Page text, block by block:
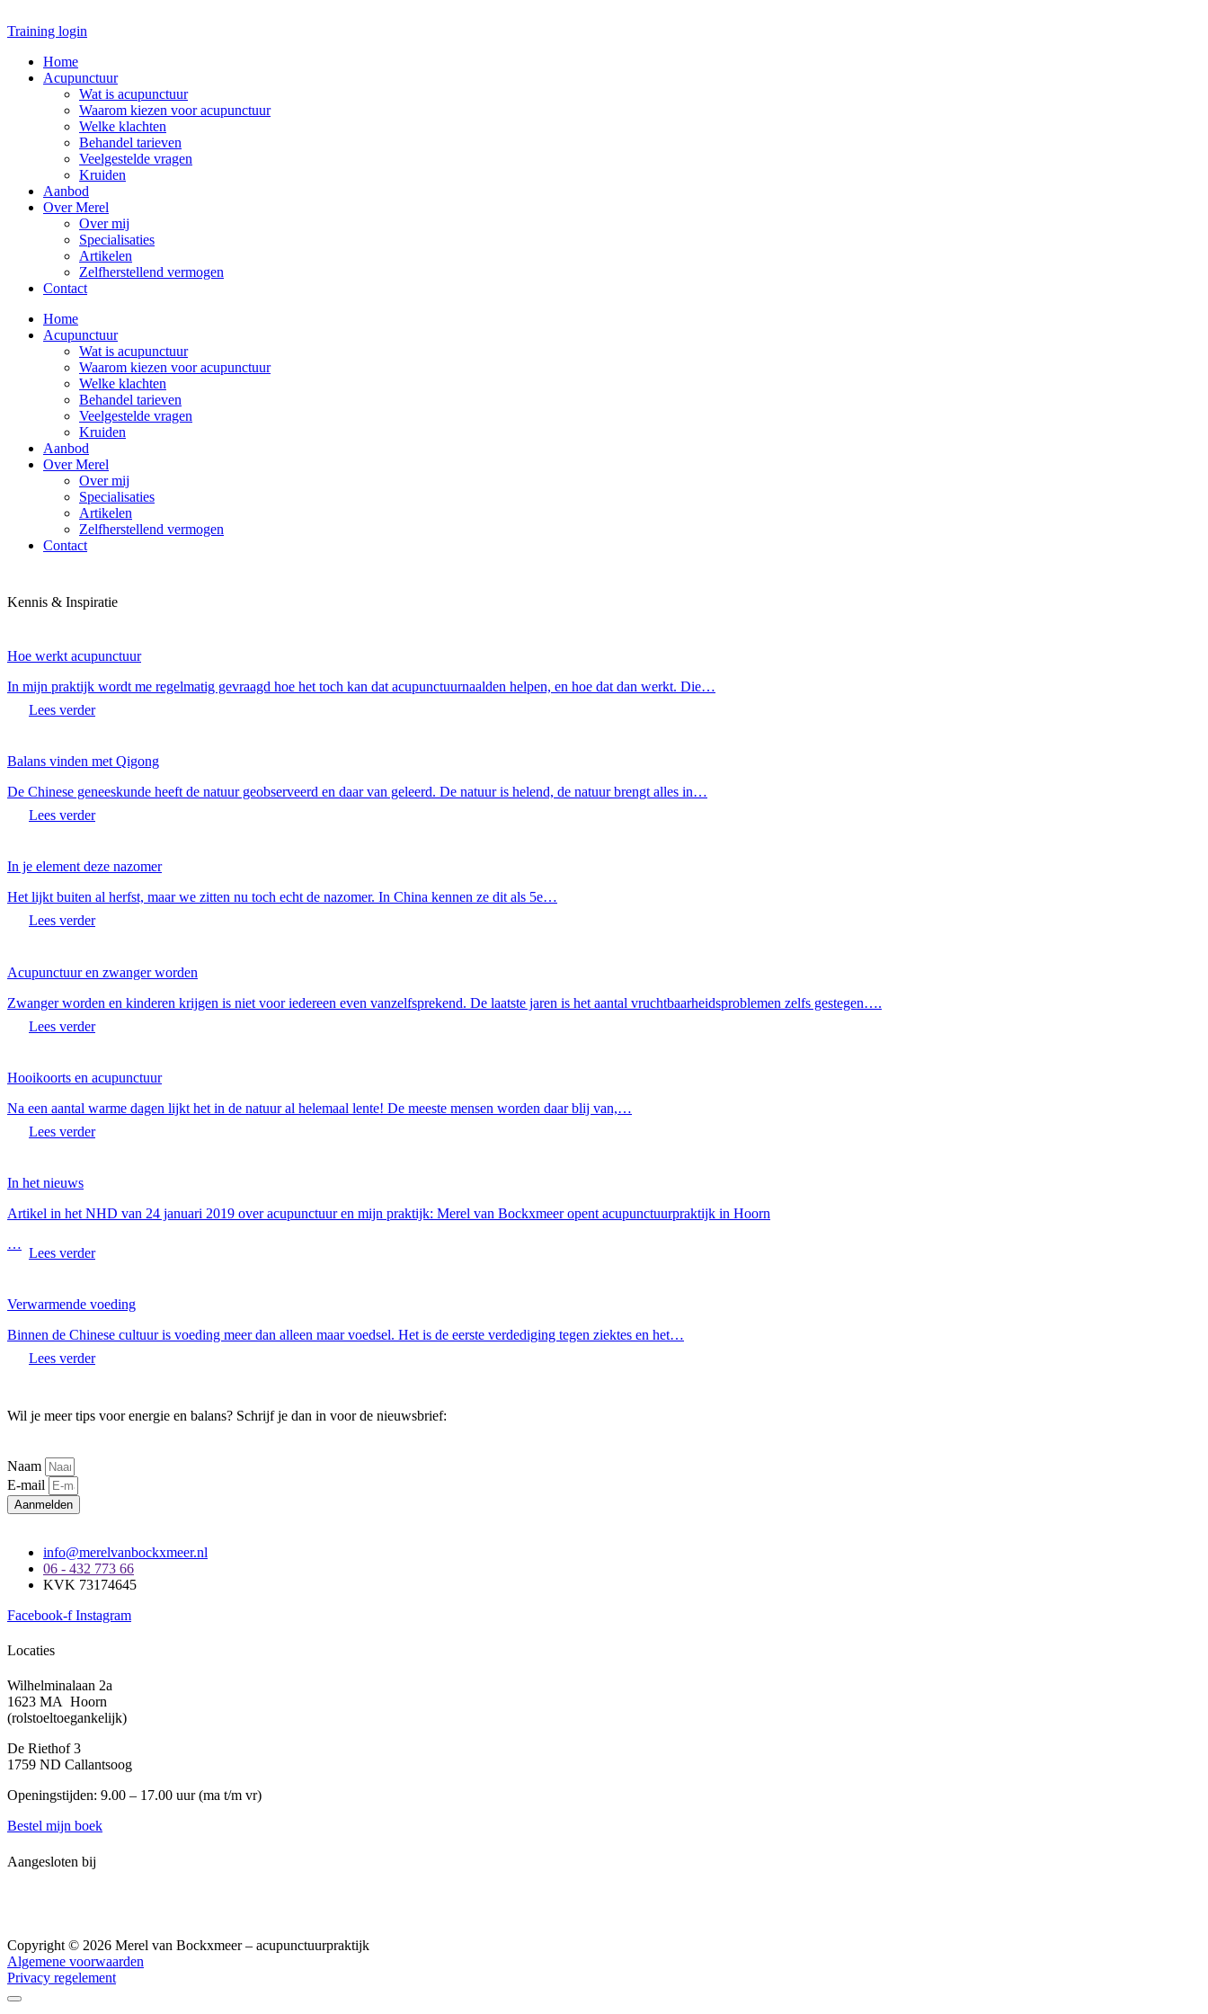
naar
inhoud
Training login
Home
Acupunctuur
Wat is acupunctuur
Waarom kiezen voor acupunctuur
Welke klachten
Behandel tarieven
Veelgestelde vragen
Kruiden
Aanbod
Over Merel
Over mij
Specialisaties
Artikelen
Zelfherstellend vermogen
Contact
Home
Acupunctuur
Wat is acupunctuur
Waarom kiezen voor acupunctuur
Welke klachten
Behandel tarieven
Veelgestelde vragen
Kruiden
Aanbod
Over Merel
Over mij
Specialisaties
Artikelen
Zelfherstellend vermogen
Contact
Kennis & Inspiratie
Hoe werkt acupunctuur
In mijn praktijk wordt me regelmatig gevraagd hoe het toch kan dat acupunctuurnaalden helpen, en hoe dat dan werkt. Die…
Lees verder
Balans vinden met Qigong
De Chinese geneeskunde heeft de natuur geobserveerd en daar van geleerd. De natuur is helend, de natuur brengt alles in…
Lees verder
In je element deze nazomer
Het lijkt buiten al herfst, maar we zitten nu toch echt de nazomer. In China kennen ze dit als 5e…
Lees verder
Acupunctuur en zwanger worden
Zwanger worden en kinderen krijgen is niet voor iedereen even vanzelfsprekend. De laatste jaren is het aantal vruchtbaarheidsproblemen zelfs gestegen….
Lees verder
Hooikoorts en acupunctuur
Na een aantal warme dagen lijkt het in de natuur al helemaal lente! De meeste mensen worden daar blij van,…
Lees verder
In het nieuws
Artikel in het NHD van 24 januari 2019 over acupunctuur en mijn praktijk: Merel van Bockxmeer opent acupunctuurpraktijk in Hoorn
…
Lees verder
Verwarmende voeding
Binnen de Chinese cultuur is voeding meer dan alleen maar voedsel. Het is de eerste verdediging tegen ziektes en het…
Lees verder
Wil je meer tips voor energie en balans? Schrijf je dan in voor de nieuwsbrief:
Naam
E-mail
Aanmelden
info@merelvanbockxmeer.nl
06 - 432 773 66
KVK 73174645
Facebook-f Instagram
Locaties
Wilhelminalaan 2a
1623 MA Hoorn
(rolstoeltoegankelijk)
De Riethof 3
1759 ND Callantsoog
Openingstijden: 9.00 – 17.00 uur (ma t/m vr)
Bestel mijn boek
Aangesloten bij
Copyright © 2026 Merel van Bockxmeer – acupunctuurpraktijk
Algemene voorwaarden
Privacy regelement